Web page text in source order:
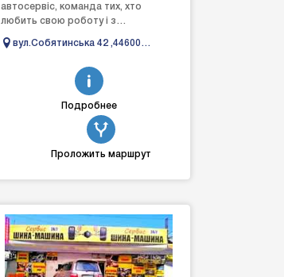
автосервіс, команда тих, хто
любить свою роботу і з
вирішити будь-які проблеми з
вул.Собятинська 42 ,44600
Подробнее
Проложить маршрут